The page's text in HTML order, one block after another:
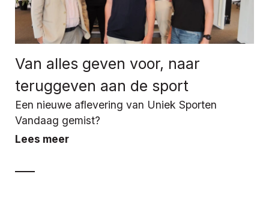
Van alles geven voor, naar
teruggeven aan de sport
Een nieuwe aflevering van Uniek Sporten
Vandaag gemist?
Lees meer